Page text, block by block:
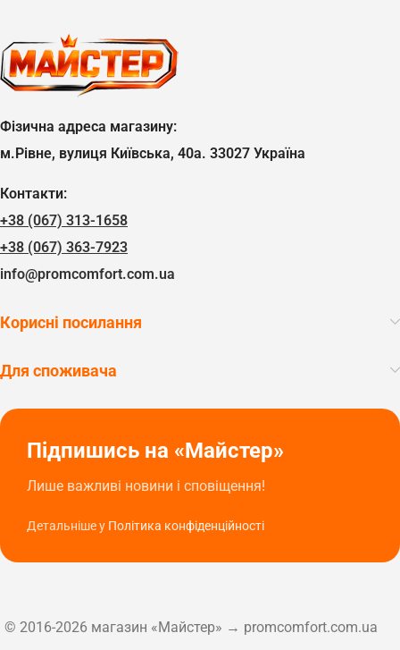
Фізична адреса магазину:
м.Рівне, вулиця Київська, 40а. 33027 Україна
Контакти:
+38 (067) 313-1658
+38 (067) 363-7923
info@promcomfort.com.ua
Корисні посилання
Для споживача
Підпишись на «Майстер»
Лише важливі новини і сповіщення!
Детальніше у Політика конфіденційності
© 2016-2026 магазин «Майстер» → promcomfort.com.ua